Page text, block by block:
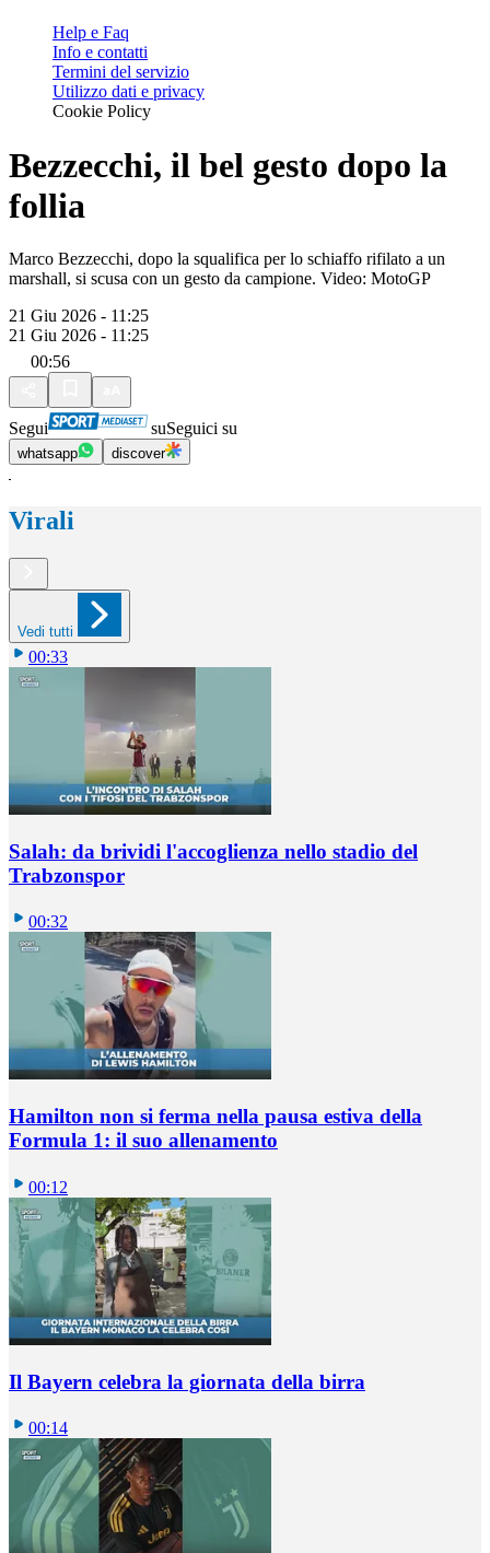
Help e Faq
Info e contatti
Termini del servizio
Utilizzo dati e privacy
Cookie Policy
Bezzecchi, il bel gesto dopo la
follia
Marco Bezzecchi, dopo la squalifica per lo schiaffo rifilato a un
marshall, si scusa con un gesto da campione. Video: MotoGP
21 Giu 2026 - 11:25
21 Giu 2026 - 11:25
00:56
Segui suSeguici su
whatsapp discover
Virali
Vedi tutti
00:33
Salah: da brividi l'accoglienza nello stadio del
Trabzonspor
00:32
Hamilton non si ferma nella pausa estiva della
Formula 1: il suo allenamento
00:12
Il Bayern celebra la giornata della birra
00:14